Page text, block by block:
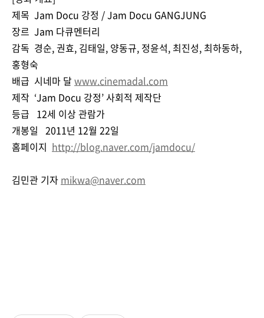
제목 Jam Docu 강정 / Jam Docu GANGJUNG
장르 Jam 다큐멘터리
감독 경순, 권효, 김태일, 양동규, 정윤석, 최진성, 최하동하,
홍형숙
배급 시네마 달 www.cinemadal.com
제작 ‘Jam Docu 강정’ 사회적 제작단
등급 12세 이상 관람가
개봉일 2011년 12월 22일
홈페이지 http://blog.naver.com/jamdocu/
김민관 기자 mikwa@naver.com